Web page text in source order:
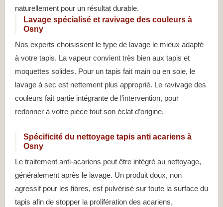
naturellement pour un résultat durable.
Lavage spécialisé et ravivage des couleurs à
Osny
Nos experts choisissent le type de lavage le mieux adapté
à votre tapis. La vapeur convient très bien aux tapis et
moquettes solides. Pour un tapis fait main ou en soie, le
lavage à sec est nettement plus approprié. Le ravivage des
couleurs fait partie intégrante de l’intervention, pour
redonner à votre pièce tout son éclat d’origine.
Spécificité du nettoyage tapis anti acariens à
Osny
Le traitement anti-acariens peut être intégré au nettoyage,
généralement après le lavage. Un produit doux, non
agressif pour les fibres, est pulvérisé sur toute la surface du
tapis afin de stopper la prolifération des acariens,